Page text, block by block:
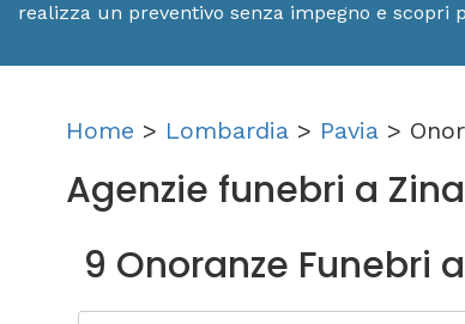
realizza un preventivo senza impegno e
Home > Lombardia > Pavia >
Agenzie funebri a
9 Onoranze Funebri